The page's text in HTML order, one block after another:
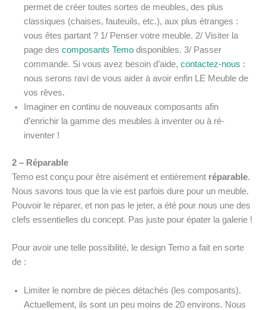
permet de créer toutes sortes de meubles, des plus
classiques (chaises, fauteuils, etc.), aux plus étranges :
vous êtes partant ? 1/ Penser votre meuble. 2/ Visiter la
page des composants Temo disponibles. 3/ Passer
commande. Si vous avez besoin d’aide, contactez-nous :
nous serons ravi de vous aider à avoir enfin LE Meuble de
vos rêves.
Imaginer en continu de nouveaux composants afin
d’enrichir la gamme des meubles à inventer ou à ré-
inventer !
2 – Réparable
Temo est conçu pour être aisément et entièrement réparable.
Nous savons tous que la vie est parfois dure pour un meuble.
Pouvoir le réparer, et non pas le jeter, a été pour nous une des
clefs essentielles du concept. Pas juste pour épater la galerie !
Pour avoir une telle possibilité, le design Temo a fait en sorte
de :
Limiter le nombre de pièces détachés (les composants).
Actuellement, ils sont un peu moins de 20 environs. Nous